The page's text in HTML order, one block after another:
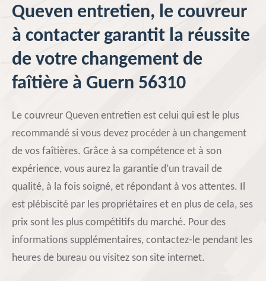
Queven entretien, le couvreur
à contacter garantit la réussite
de votre changement de
faîtière à Guern 56310
Le couvreur Queven entretien est celui qui est le plus
recommandé si vous devez procéder à un changement
de vos faîtières. Grâce à sa compétence et à son
expérience, vous aurez la garantie d’un travail de
qualité, à la fois soigné, et répondant à vos attentes. Il
est plébiscité par les propriétaires et en plus de cela, ses
prix sont les plus compétitifs du marché. Pour des
informations supplémentaires, contactez-le pendant les
heures de bureau ou visitez son site internet.